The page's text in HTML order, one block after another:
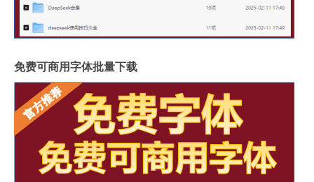
免费可商用字体批量下载